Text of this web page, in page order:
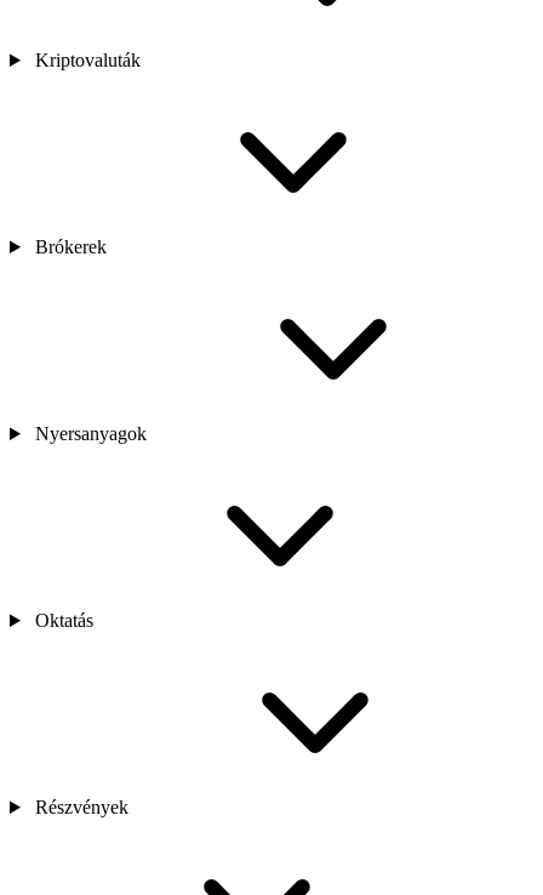
Kriptovaluták
Brókerek
Nyersanyagok
Oktatás
Részvények